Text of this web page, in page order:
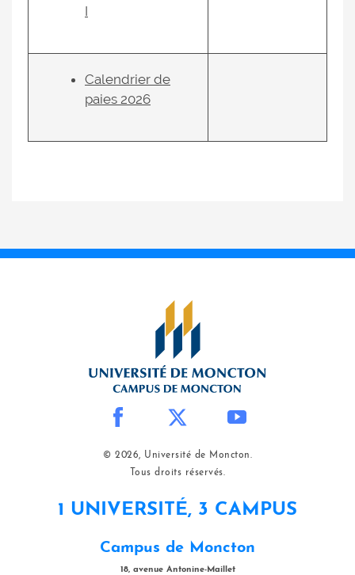
I
Calendrier de
paies 2026
© 2026, Université de Moncton.
Tous droits réservés.
1 UNIVERSITÉ, 3 CAMPUS
Campus de Moncton
18, avenue Antonine-Maillet